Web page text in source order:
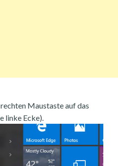
Maustaste auf das
linke Ecke).